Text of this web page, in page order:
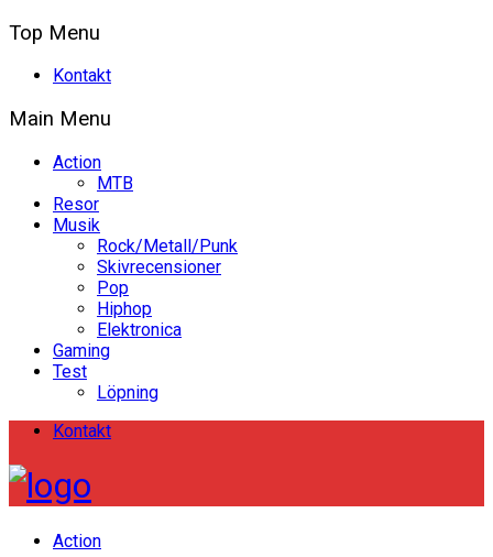
Top Menu
Kontakt
Main Menu
Action
MTB
Resor
Musik
Rock/Metall/Punk
Skivrecensioner
Pop
Hiphop
Elektronica
Gaming
Test
Löpning
Kontakt
Action